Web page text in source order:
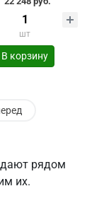
шт
В корзину
рядом
их.